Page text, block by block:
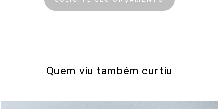
Quem viu também curtiu